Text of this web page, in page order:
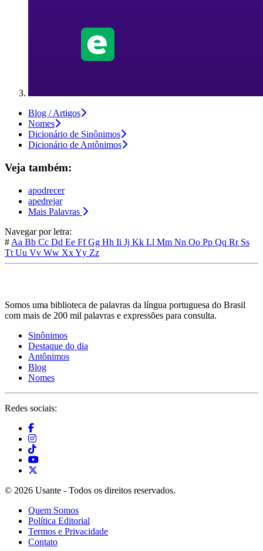
Blog / Artigos
Nomes
Dicionário de Sinônimos
Dicionário de Antônimos
Veja também:
apodrecer
apedrejar
Mais Palavras
Navegar por letra:
# Aa Bb Cc Dd Ee FfGg Hh Ii Jj Kk Ll Mm Nn Oo Pp Qq Rr Ss
Tt Uu Vv Ww XxYy Zz
Somos uma biblioteca de palavras da língua portuguesa do Brasil
com mais de 200 mil palavras e expressões para consulta.
Sinônimos
Destaque do dia
Antônimos
Blog
Nomes
Redes sociais:
© 2026 Usante - Todos os direitos reservados.
Quem Somos
Política Editorial
Termos e Privacidade
Contato